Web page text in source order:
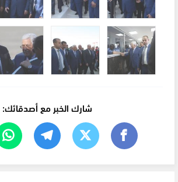
شارك الخبر مع أصدقائك: